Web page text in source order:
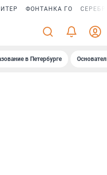
ФОНТАНКА ГО
в Петербурге